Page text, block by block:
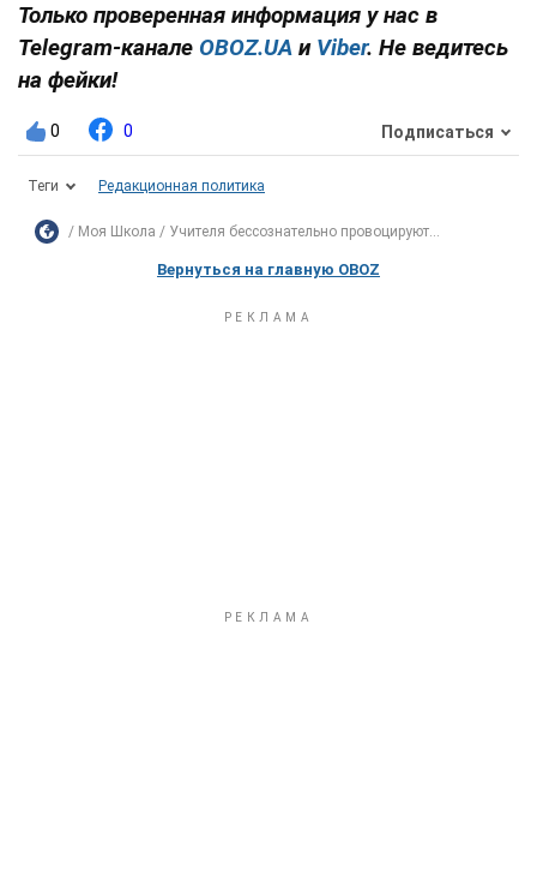
Только проверенная информация у нас в
Telegram-канале OBOZ.UA и Viber. Не ведитесь
на фейки!
0 0 Подписаться
Теги Редакционная политика
Моя Школа Учителя бессознательно провоцируют...
Вернуться на главную OBOZ